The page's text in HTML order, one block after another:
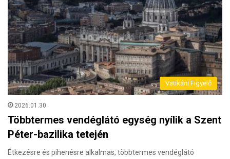
Vatikáni Figyelő
2026.01.30.
Többtermes vendéglátó egység nyílik a Szent
Péter-bazilika tetején
Étkezésre és pihenésre alkalmas, többtermes vendéglátó